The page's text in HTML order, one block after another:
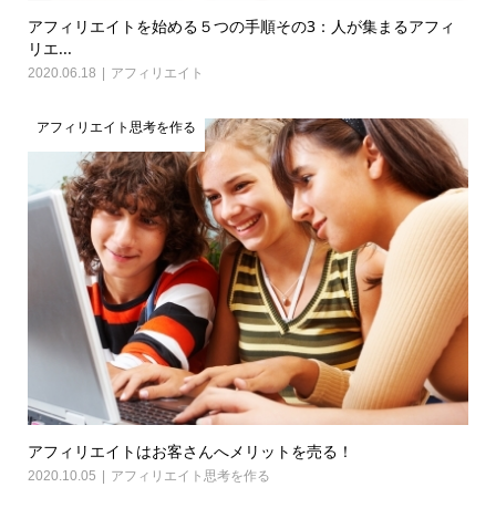
アフィリエイトを始める５つの手順その3：人が集まるアフィ
リエ...
2020.06.18 アフィリエイト
アフィリエイト思考を作る
アフィリエイトはお客さんへメリットを売る！
2020.10.05 アフィリエイト思考を作る